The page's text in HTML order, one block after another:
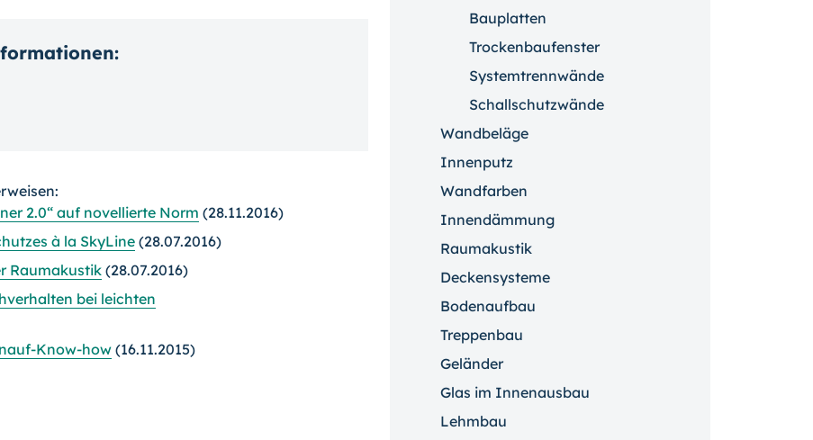
2.0“ auf novellierte Norm (28.11.2016)
à la SkyLine (28.07.2016)
Raumakustik (28.07.2016)
bei leichten
Know-how (16.11.2015)
Bauplatten
Trockenbaufenster
Systemtrennwände
Schallschutzwände
Wandbeläge
Innenputz
Wandfarben
Innendämmung
Raumakustik
Deckensysteme
Bodenaufbau
Treppenbau
Geländer
Glas im Innenausbau
Lehmbau